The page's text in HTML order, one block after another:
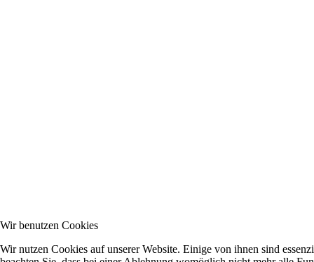
Wir benutzen Cookies
Wir nutzen Cookies auf unserer Website. Einige von ihnen sind